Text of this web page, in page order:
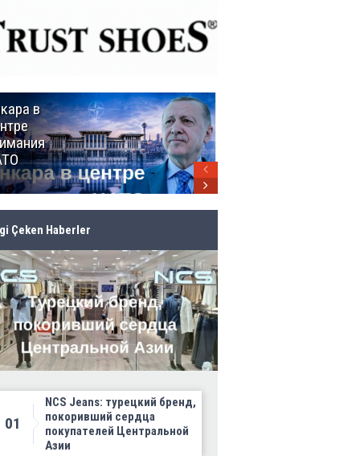
в
Çeken Haberler
01
NCS Jeans: турецкий бренд,
покоривший сердца
покупателей Центральной
Азии